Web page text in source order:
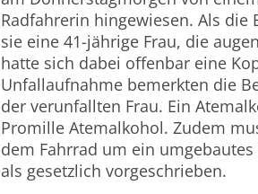
Radfahrerin hingewiesen. Als
sie eine 41-jährige Frau, die
hatte sich dabei offenbar eine
Unfallaufnahme bemerkten die
der verunfallten Frau. Ein
Promille Atemalkohol. Zudem
dem Fahrrad um ein
als gesetzlich vorgeschrieben.